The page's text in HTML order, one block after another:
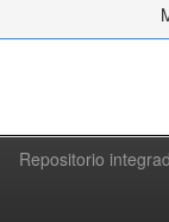
Repositorio